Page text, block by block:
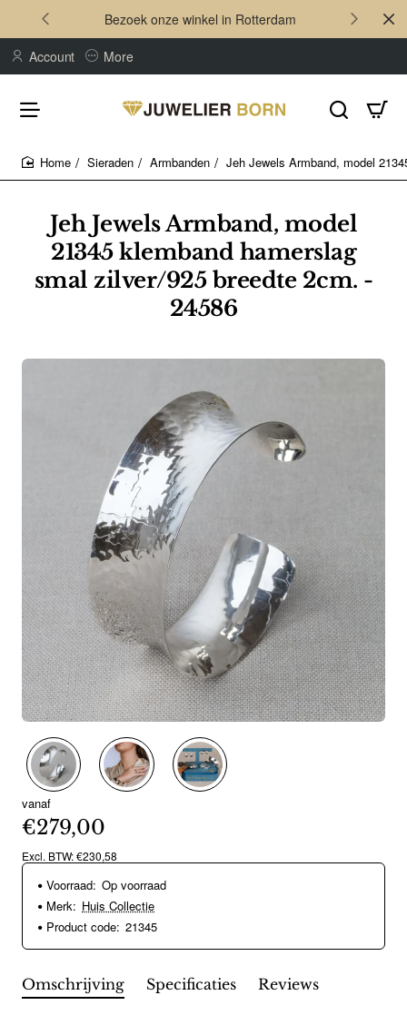
Bezoek onze winkel in Rotterdam
Account More
Jeh Jewels Armband, model
21345 klemband hamerslag
smal zilver/925 breedte 2cm. -
24586
Sieraden Armbanden Jeh Jewels Armband, model
vanaf
€279,00
Excl. BTW: €230,58
Voorraad: Op voorraad
Merk: Huis Collectie
Product code: 21345
Omschrijving Specificaties Reviews